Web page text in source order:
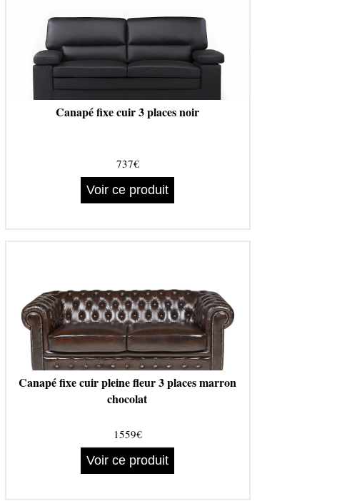
Canapé fixe cuir 3 places noir
737€
Voir ce produit
Canapé fixe cuir pleine fleur 3 places marron
chocolat
1559€
Voir ce produit